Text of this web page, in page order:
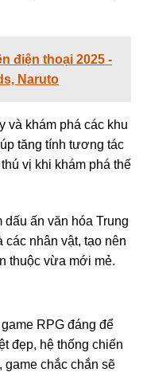
điện thoại 2025 -
Naruto
và khám phá các khu
tăng tính tương tác
vị khi khám phá thế
dấu ấn văn hóa Trung
các nhân vật, tạo nên
thuộc vừa mới mẻ.
RPG đáng để
đẹp, hệ thống chiến
game chắc chắn sẽ